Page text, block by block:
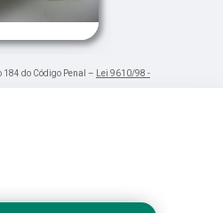
do Código Penal –
Lei 9610/98 -